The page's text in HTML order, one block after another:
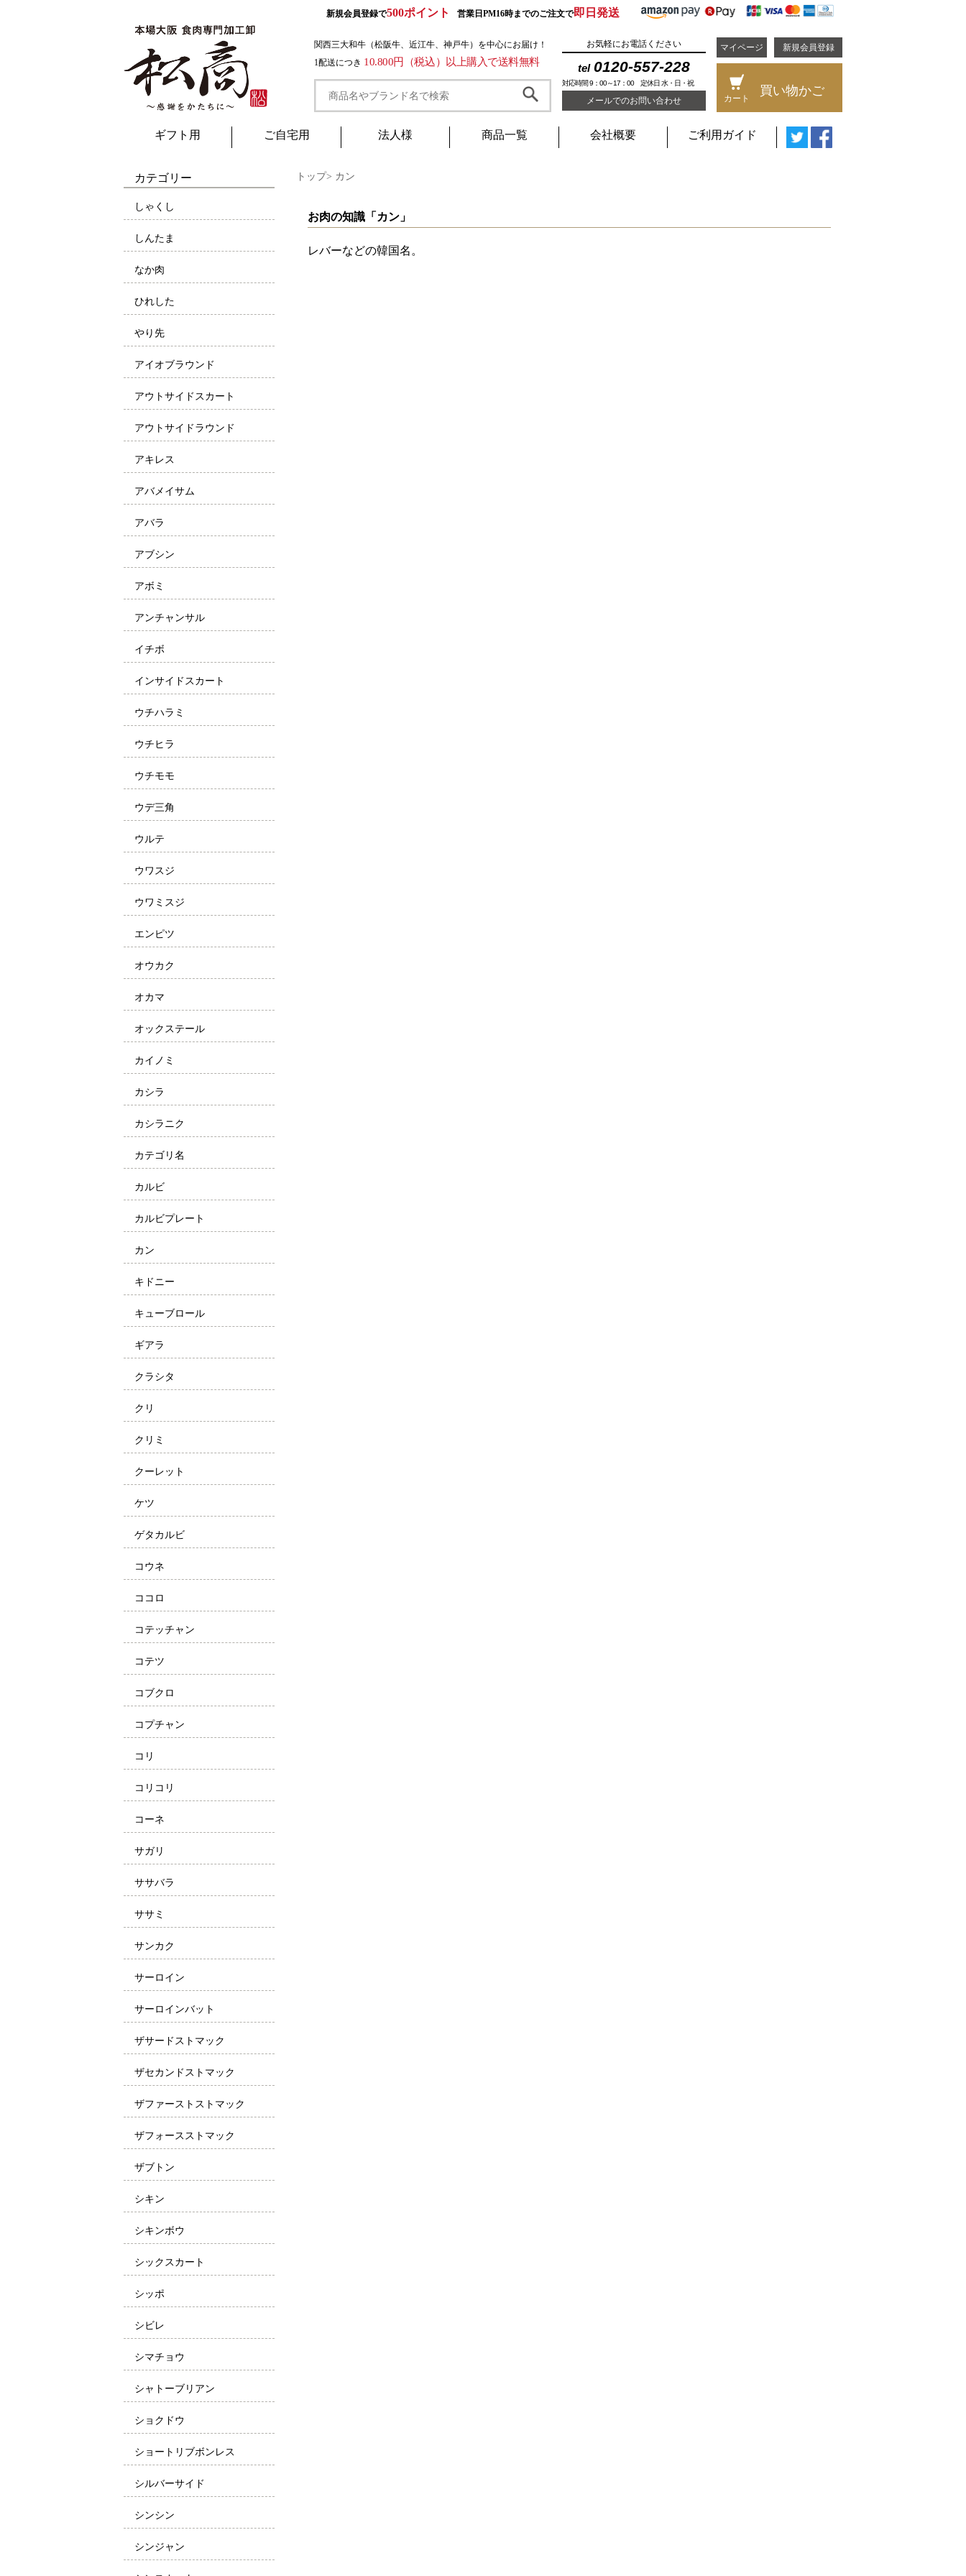
新規会員登録で500ポイント 営業日PM16時までのご注文で即日発送
関西三大和牛（松阪牛、近江牛、神戸牛）を中心にお届け！
1配送につき 10.800円（税込）以上購入で送料無料
お気軽にお電話ください
tel 0120-557-228
対応時間 9：00～17：00 定休日 水・日・祝
メールでのお問い合わせ
マイページ 新規会員登録
カート
買い物かご
ギフト用 ご自宅用 法人様 商品一覧 会社概要 ご利用ガイド
トップ> カン
お肉の知識「カン」
レバーなどの韓国名。
カテゴリー
しゃくし
しんたま
なか肉
ひれした
やり先
アイオブラウンド
アウトサイドスカート
アウトサイドラウンド
アキレス
アバメイサム
アバラ
アブシン
アボミ
アンチャンサル
イチボ
インサイドスカート
ウチハラミ
ウチヒラ
ウチモモ
ウデ三角
ウルテ
ウワスジ
ウワミスジ
エンピツ
オウカク
オカマ
オックステール
カイノミ
カシラ
カシラニク
カテゴリ名
カルビ
カルビプレート
カン
キドニー
キューブロール
ギアラ
クラシタ
クリ
クリミ
クーレット
ケツ
ゲタカルビ
コウネ
ココロ
コテッチャン
コテツ
コブクロ
コプチャン
コリ
コリコリ
コーネ
サガリ
ササバラ
ササミ
サンカク
サーロイン
サーロインバット
ザサードストマック
ザセカンドストマック
ザファーストストマック
ザフォースストマック
ザブトン
シキン
シキンボウ
シックスカート
シッポ
シビレ
シマチョウ
シャトーブリアン
ショクドウ
ショートリブボンレス
シルバーサイド
シンシン
シンジャン